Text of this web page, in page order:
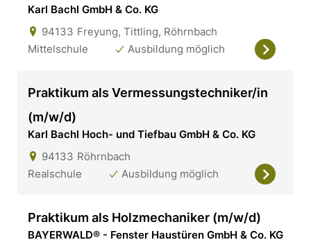
Karl Bachl GmbH & Co. KG
94133 Freyung, Tittling, Röhrnbach
Mittelschule
Ausbildung möglich
Praktikum als Vermessungstechniker/in
(m/w/d)
Karl Bachl Hoch- und Tiefbau GmbH & Co. KG
94133 Röhrnbach
Realschule
Ausbildung möglich
Praktikum als Holzmechaniker (m/w/d)
BAYERWALD® - Fenster Haustüren GmbH & Co. KG